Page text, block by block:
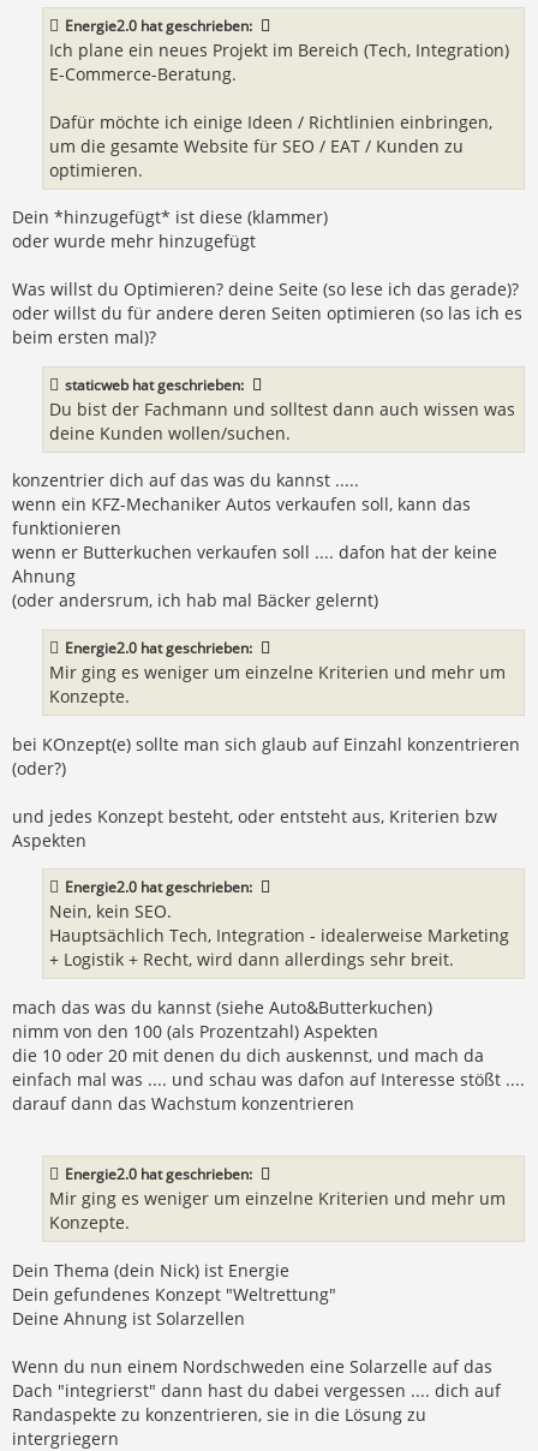
Energie2.0 hat geschrieben:
Ich plane ein neues Projekt im Bereich (Tech, Integration)
E-Commerce-Beratung.
Dafür möchte ich einige Ideen / Richtlinien einbringen,
um die gesamte Website für SEO / EAT / Kunden zu
optimieren.
Dein *hinzugefügt* ist diese (klammer)
oder wurde mehr hinzugefügt
Was willst du Optimieren? deine Seite (so lese ich das gerade)?
oder willst du für andere deren Seiten optimieren (so las ich es
beim ersten mal)?
staticwebhat geschrieben:
Du bist der Fachmann und solltest dann auch wissen was
deine Kunden wollen/suchen.
konzentrier dich auf das was du kannst .....
wenn ein KFZ-Mechaniker Autos verkaufen soll, kann das
funktionieren
wenn er Butterkuchen verkaufen soll .... dafon hat der keine
Ahnung
(oder andersrum, ich hab mal Bäcker gelernt)
Energie2.0 hat geschrieben:
Mir ging es weniger um einzelne Kriterien und mehr um
Konzepte.
bei KOnzept(e) sollte man sich glaub auf Einzahl konzentrieren
(oder?)
und jedes Konzept besteht, oder entsteht aus, Kriterien bzw
Aspekten
Energie2.0 hat geschrieben:
Nein, kein SEO.
Hauptsächlich Tech, Integration - idealerweise Marketing
+ Logistik + Recht, wird dann allerdings sehr breit.
mach das was du kannst (siehe Auto&Butterkuchen)
nimm von den 100 (als Prozentzahl) Aspekten
die 10 oder 20 mit denen du dich auskennst, und mach da
einfach mal was .... und schau was dafon auf Interesse stößt ....
darauf dann das Wachstum konzentrieren
Energie2.0 hat geschrieben:
Mir ging es weniger um einzelne Kriterien und mehr um
Konzepte.
Dein Thema (dein Nick) ist Energie
Dein gefundenes Konzept "Weltrettung"
Deine Ahnung ist Solarzellen
Wenn du nun einem Nordschweden eine Solarzelle auf das
Dach "integrierst" dann hast du dabei vergessen .... dich auf
Randaspekte zu konzentrieren, sie in die Lösung zu
intergriegern